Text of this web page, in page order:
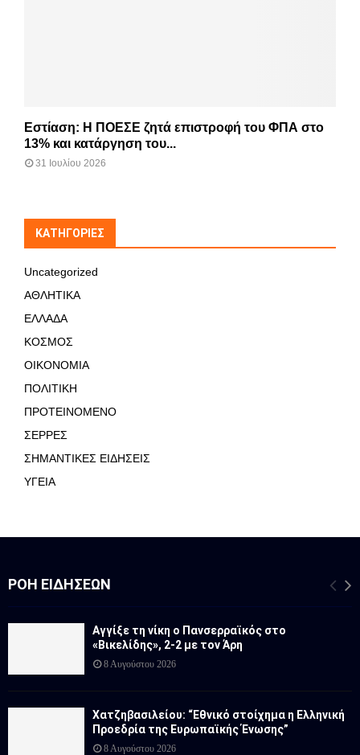
Εστίαση: Η ΠΟΕΣΕ ζητά επιστροφή του ΦΠΑ στο
13% και κατάργηση του...
31 Ιουλίου 2026
KΑΤΗΓΟΡΊΕΣ
Uncategorized
ΑΘΛΗΤΙΚΑ
ΕΛΛΑΔΑ
ΚΟΣΜΟΣ
ΟΙΚΟΝΟΜΙΑ
ΠΟΛΙΤΙΚΗ
ΠΡΟΤΕΙΝΟΜΕΝΟ
ΣΕΡΡΕΣ
ΣΗΜΑΝΤΙΚΕΣ ΕΙΔΗΣΕΙΣ
ΥΓΕΙΑ
ΡΟΉ ΕΙΔΉΣΕΩΝ
Αγγίξε τη νίκη ο Πανσερραϊκός στο
«Βικελίδης», 2-2 με τον Άρη
8 Αυγούστου 2026
Χατζηβασιλείου: “Εθνικό στοίχημα η Ελληνική
Προεδρία της Ευρωπαϊκής Ένωσης”
8 Αυγούστου 2026